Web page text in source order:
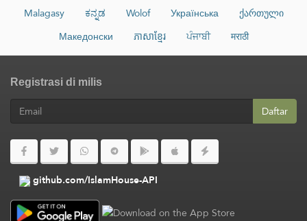
Malagasy
ಕನ್ನಡ Wolof Українська
ქართული
Македонски
ភាសាខ្មែរ ਪੰਜਾਬੀ मराठी
Registrasi di milis
Daftar
github.com/IslamHouse-API